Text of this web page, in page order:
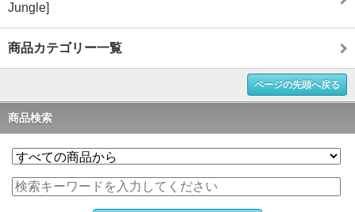
Jungle]
商品カテゴリー一覧
ページの先頭へ戻る
商品検索